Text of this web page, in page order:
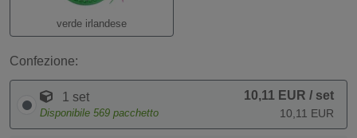
verde irlandese
Confezione:
1 set
Disponibile 569 pacchetto
10,11 EUR / set
10,11 EUR